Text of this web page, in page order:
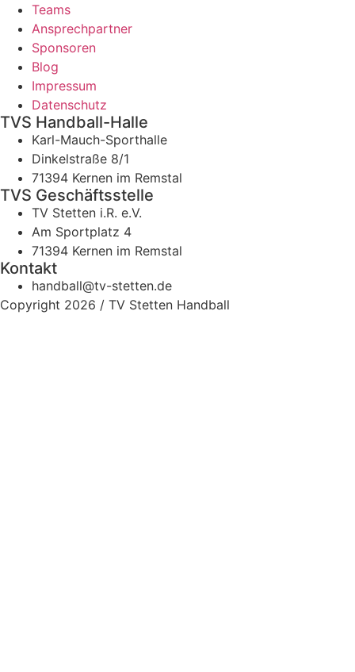
Teams
Ansprechpartner
Sponsoren
Blog
Impressum
Datenschutz
TVS Handball-Halle
Karl-Mauch-Sporthalle
Dinkelstraße 8/1
71394 Kernen im Remstal
TVS Geschäftsstelle
TV Stetten i.R. e.V.
Am Sportplatz 4
71394 Kernen im Remstal
Kontakt
handball@tv-stetten.de
Copyright 2026 / TV Stetten Handball